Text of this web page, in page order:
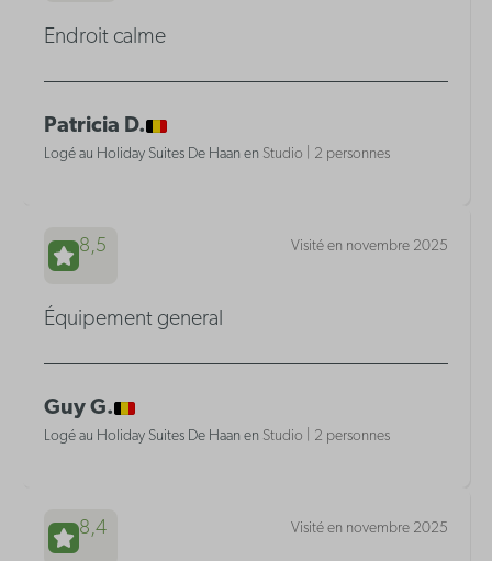
Endroit calme
Patricia D.
Logé au Holiday Suites De Haan en Studio | 2 personnes
8,5 Visité en novembre 2025
Équipement general
Guy G.
Logé au Holiday Suites De Haan en Studio | 2 personnes
8,4 Visité en novembre 2025